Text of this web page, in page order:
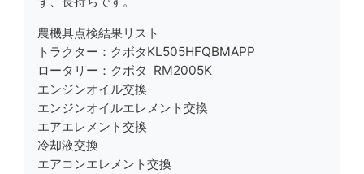
農機具点検結果リスト
トラクター：クボタKL505HFQBMAPP
ロータリー：クボタ RM2005K
エンジンオイル交換
エンジンオイルエレメント交換
エアエレメント交換
冷却液交換
エアコンエレメント交換